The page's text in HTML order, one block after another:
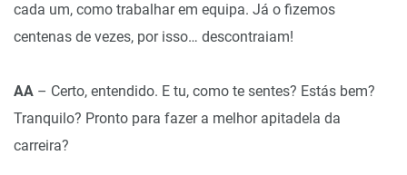
cada um, como trabalhar em equipa. Já o fizemos
centenas de vezes, por isso… descontraiam!
AA – Certo, entendido. E tu, como te sentes? Estás bem?
Tranquilo? Pronto para fazer a melhor apitadela da
carreira?